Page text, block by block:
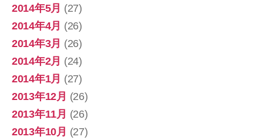
2014年5月 (27)
2014年4月 (26)
2014年3月 (26)
2014年2月 (24)
2014年1月 (27)
2013年12月 (26)
2013年11月 (26)
2013年10月 (27)